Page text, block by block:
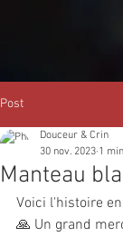
Post
Manteau
Douceur & Crin
30 nov. 2023 1
Voici l'histoire
🙏 Un grand